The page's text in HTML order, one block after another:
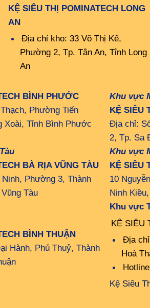
KỆ SIÊU THỊ POMINATECH LONG
AN
Địa chỉ kho: 33 Võ Thị Kế,
Phường 2, Tp. Tân An, Tỉnh Long
An
BÌNH PHƯỚC
Phường Tiến
Xoài, Tỉnh Bình Phước
BÀ RỊA VŨNG TÀU
Phường 3, Thành
Tàu
BÌNH THUẬN
Hành, Phú Thuỷ, Thành
Khu vực
KỆ SIÊU
Địa chỉ:
2, Tp. Sa
Khu vực
KỆ SIÊU
10
Ninh
Khu vực
KỆ SIÊU
Địa
Hoà
Kệ Siêu